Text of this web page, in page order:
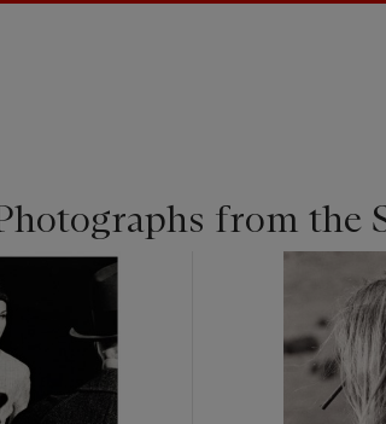
from the